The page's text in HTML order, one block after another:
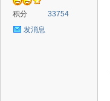
积分
33754
发消息